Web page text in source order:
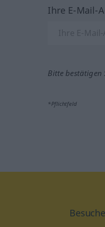
Ihre E-Mail-
Bitte bestätigen
*Pflichtfeld